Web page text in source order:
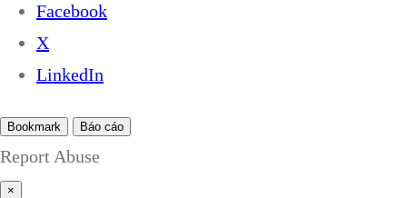
Facebook
X
LinkedIn
Bookmark Báo cáo
Report Abuse
×